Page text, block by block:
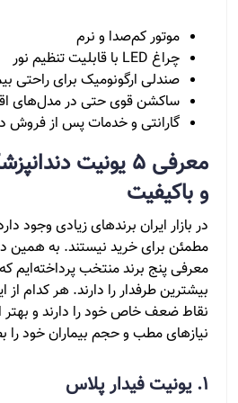
موتور کم‌صدا و نرم
چراغ LED با قابلیت تنظیم نور
صندلی ارگونومیک برای راحتی
ساکشن قوی حتی در مدل‌های
گارانتی و خدمات پس از فروش
معرفی 5 یونیت
و باکیفیت
در بازار ایران برندهای زیادی وجود
مطمئن برای خرید نیستند. به همین
معرفی پنج برند منتخب پرداخته‌ایم
بیشترین طرفدار را دارند. هر کدام
نقاط ضعف خاص خود را دارند و بهتر
نیازهای مطب و حجم بیماران خود را
1. یونیت فیدار پلاس